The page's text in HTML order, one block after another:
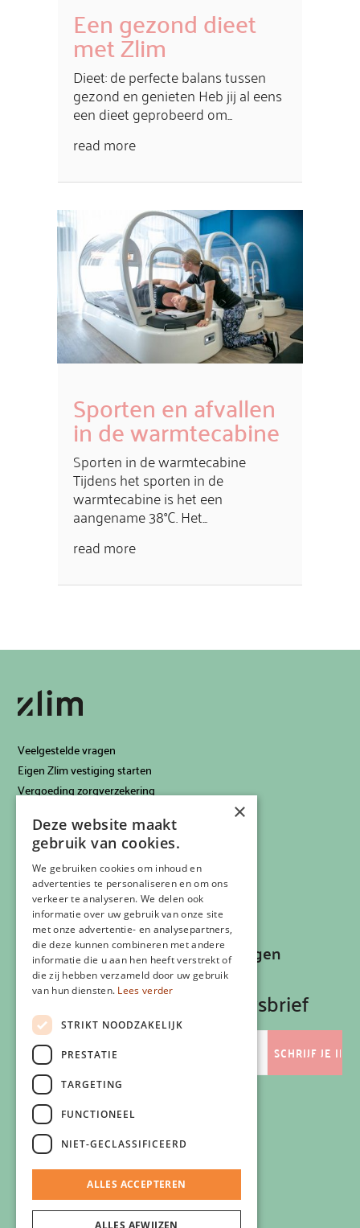
Een gezond dieet
met Zlim
Dieet: de perfecte balans tussen
gezond en genieten Heb jij al eens
een dieet geprobeerd om...
read more
Sporten en afvallen
in de warmtecabine
Sporten in de warmtecabine
Tijdens het sporten in de
warmtecabine is het een
aangename 38°C. Het...
read more
Veelgestelde vragen
Eigen Zlim vestiging starten
Vergoeding zorgverzekering
Privacyverklaring
Cookiebeleid
Klachtenregeling
Algemene voorwaarden
Contactgegevens
Recepten, inspiratie en aanbiedingen
ontvangen?
Schrijf je in op onze nieuwsbrief
mailadres
Volg ons
×
Deze website maakt
gebruik van cookies.
We gebruiken cookies om inhoud en
advertenties te personaliseren en om ons
verkeer te analyseren. We delen ook
informatie over uw gebruik van onze site
met onze advertentie- en analysepartners,
die deze kunnen combineren met andere
informatie die u aan hen heeft verstrekt of
die zij hebben verzameld door uw gebruik
van hun diensten. Lees verder
STRIKT NOODZAKELIJK
PRESTATIE
TARGETING
FUNCTIONEEL
NIET-GECLASSIFICEERD
ALLES ACCEPTEREN
ALLES AFWIJZEN